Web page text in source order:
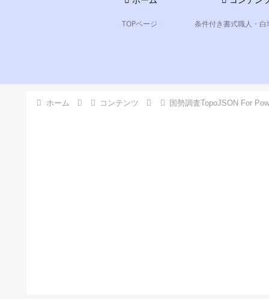
TOPページ 条件付き書式職人・白
ホーム コンテンツ 国勢調査TopoJSON For